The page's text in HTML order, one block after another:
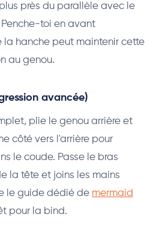
près du parallèle avec le
toi en avant
la hanche peut maintenir cette
au genou.
avancée)
plie le genou arrière et
côté vers l'arrière pour
le coude. Passe le bras
la tête et joins les mains
le guide dédié de mermaid
pour la bind.